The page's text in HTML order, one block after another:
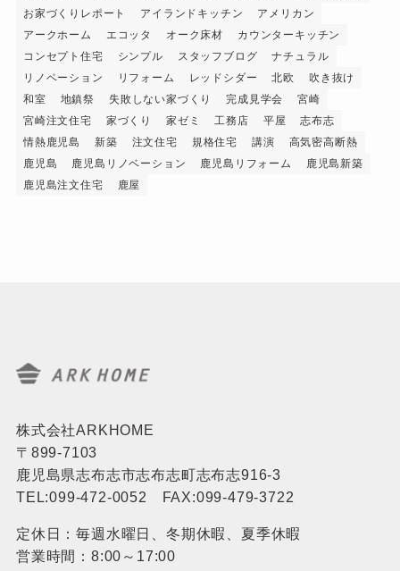
お家づくりレポート
アイランドキッチン
アメリカン
アークホーム
エコッタ オーク床材
カウンターキッチン
コンセプト住宅
シンプル スタッフブログ
ナチュラル
リノベーション
リフォーム レッドシダー 北欧
吹き抜け
和室
地鎮祭 失敗しない家づくり 完成見学会
宮崎
宮崎注文住宅
家づくり 家ゼミ 工務店 平屋
志布志
情熱鹿児島
新築 注文住宅 規格住宅 講演
高気密高断熱
鹿児島
鹿児島リノベーション 鹿児島リフォーム
鹿児島新築
鹿児島注文住宅
鹿屋
株式会社ARKHOME
〒899-7103
鹿児島県志布志市志布志町志布志916-3
TEL:099-472-0052 FAX:099-479-3722
定休日：毎週水曜日、冬期休暇、夏季休暇
営業時間：8:00～17:00